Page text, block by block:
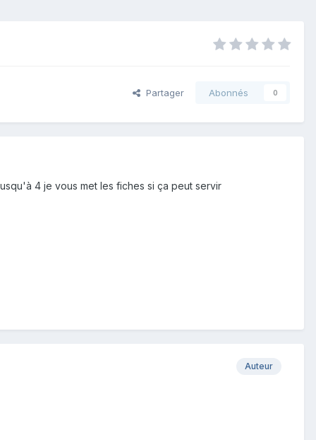
Partager Abonnés 0
4 je vous met les fiches si ça peut servir
Auteur